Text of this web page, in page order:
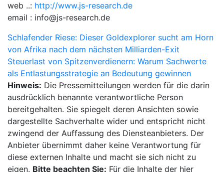
web ..: http://www.js-research.de
email : info@js-research.de
Beitragsnavigation
Schlafender Riese: Dieser Goldexplorer sucht am Horn
von Afrika nach dem nächsten Milliarden-Exit
Steuerlast von Spitzenverdienern: Warum Sachwerte
als Entlastungsstrategie an Bedeutung gewinnen
Hinweis: Die Pressemitteilungen werden für die darin
ausdrücklich benannte verantwortliche Person
bereitgehalten. Sie spiegelt deren Ansichten sowie
dargestellte Sachverhalte wider und entspricht nicht
zwingend der Auffassung des Diensteanbieters. Der
Anbieter übernimmt daher keine Verantwortung für
diese externen Inhalte und macht sie sich nicht zu
eigen. Bitte beachten Sie: Für die Inhalte der hier